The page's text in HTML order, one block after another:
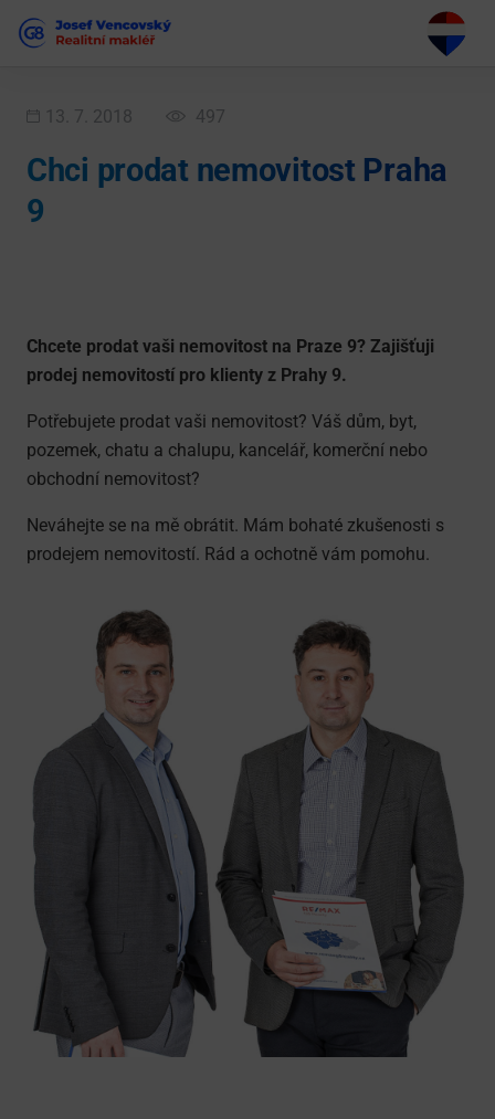
13. 7. 2018 497
Chci prodat nemovitost Praha
9
Chcete prodat vaši nemovitost na Praze 9? Zajišťuji
prodej nemovitostí pro klienty z Prahy 9.
Potřebujete prodat vaši nemovitost? Váš dům, byt,
pozemek, chatu a chalupu, kancelář, komerční nebo
obchodní nemovitost?
Neváhejte se na mě obrátit. Mám bohaté zkušenosti s
prodejem nemovitostí. Rád a ochotně vám pomohu.